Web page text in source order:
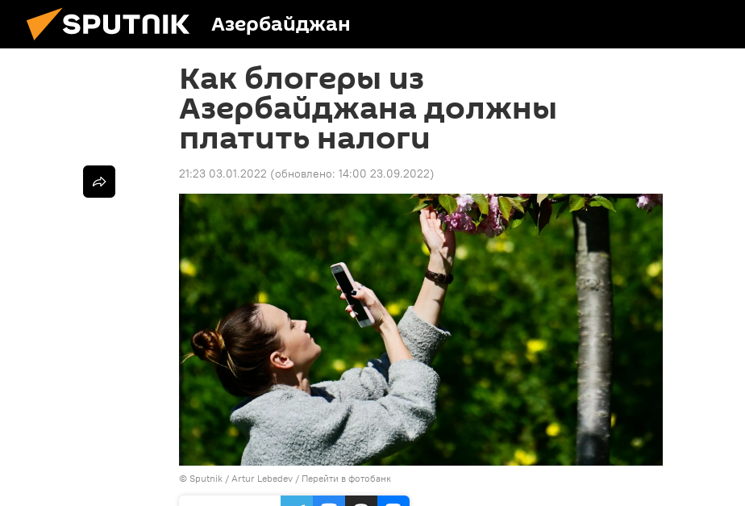
Азербайджан
Как блогеры из
Азербайджана должны
платить налоги
21:23 03.01.2022 (обновлено: 14:00 23.09.2022)
© Sputnik / Artur Lebedev / Перейти в фотобанк